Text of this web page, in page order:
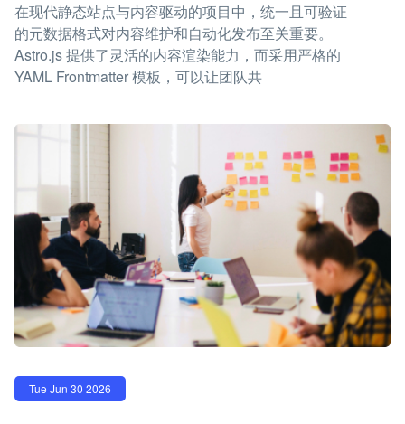
在现代静态站点与内容驱动的项目中，统一且可验证
的元数据格式对内容维护和自动化发布至关重要。
Astro.js 提供了灵活的内容渲染能力，而采用严格的
YAML Frontmatter 模板，可以让团队共
Tue Jun 30 2026